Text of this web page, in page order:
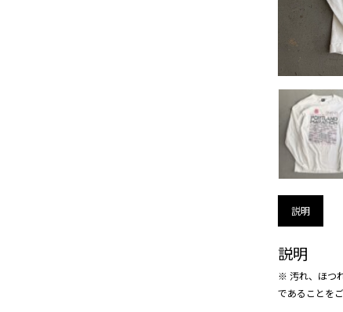
説明
説明
※ 汚れ、ほつ
であることを